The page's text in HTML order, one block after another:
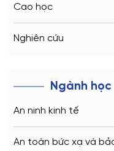
Kaliningrad
Cao học
Nghiên cứu
Ngành học
An ninh kinh tế
An toàn bức xạ và